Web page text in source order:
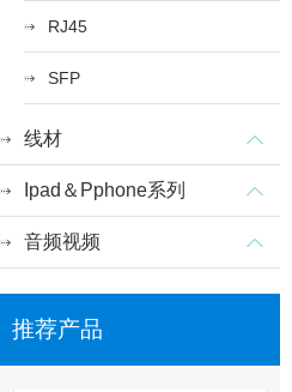
RJ45
SFP
线材
Ipad＆Pphone系列
音频视频
推荐产品